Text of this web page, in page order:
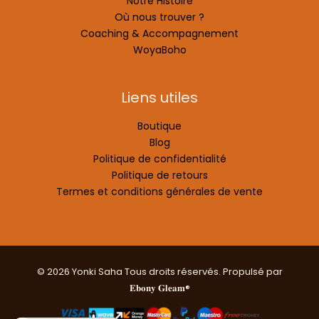
Où nous trouver ?
Coaching & Accompagnement
WoyaBoho
Liens utiles
Boutique
Blog
Politique de confidentialité
Politique de retours
Termes et conditions générales de vente
© 2026 Yonki Saha Tous droits réservés. Propulsé par
𝐄𝐛𝐨𝐧𝐲 𝐆𝐥𝐞𝐚𝐦®